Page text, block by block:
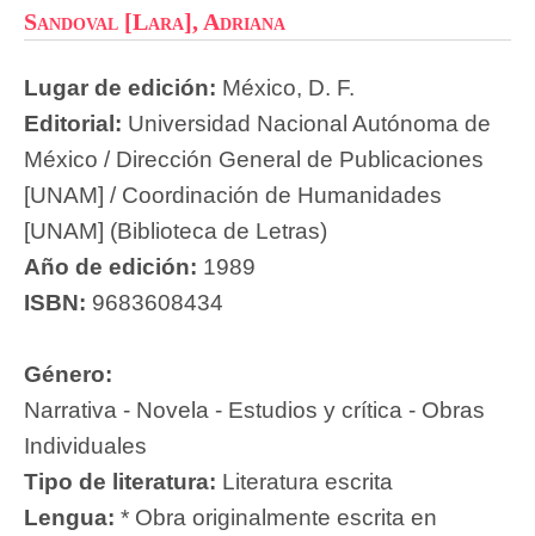
Sandoval [Lara], Adriana
Lugar de edición: México, D. F.
Editorial: Universidad Nacional Autónoma de
México / Dirección General de Publicaciones
[UNAM] / Coordinación de Humanidades
[UNAM] (Biblioteca de Letras)
Año de edición: 1989
ISBN: 9683608434
Género:
Narrativa - Novela - Estudios y crítica - Obras
Individuales
Tipo de literatura: Literatura escrita
Lengua: * Obra originalmente escrita en